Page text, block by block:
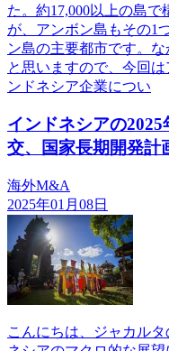
た。約17,000以上の島
が、アンボン島もその1
ン島の主要都市です。
と思いますので、今回
ンドネシア企業につい
インドネシアの
交、国家長期開発計
海外M&A
2025年01月08日
こんにちは、ジャカル